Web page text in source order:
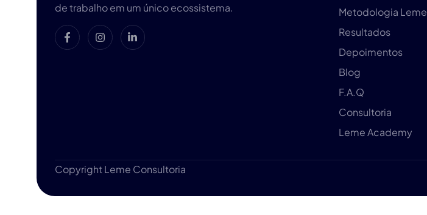
de trabalho em um único ecossistema.
Metodologia Leme
Resultados
Depoimentos
Blog
F.A.Q
Consultoria
Leme Academy
Copyright Leme Consultoria